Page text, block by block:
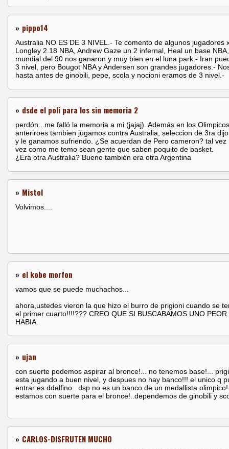
» pippo14
Australia NO ES DE 3 NIVEL.- Te comento de algunos jugadores
Longley 2.18 NBA, Andrew Gaze un 2 infernal, Heal un base
mundial del 90 nos ganaron y muy bien en el luna park.- Iran
3 nivel, pero Bougot NBA y Andersen son grandes jugadores.-
hasta antes de ginobili, pepe, scola y nocioni eramos de 3 nivel.-
» dsde el poli para los sin memoria 2
perdón...me falló la memoria a mi (jajaj). Además en los Olimpicos
anteriroes tambien jugamos contra Australia, seleccion de 3ra
y le ganamos sufriendo. ¿Se acuerdan de Pero cameron? tal vez
vez como me temo sean gente que saben poquito de basket.
¿Era otra Australia? Bueno también era otra Argentina
» Mistol
Volvimos....
» el kobe morfon
vamos que se puede muchachos...
ahora,ustedes vieron la que hizo el burro de prigioni cuando se
el primer cuarto!!!!??? CREO QUE SI BUSCABAMOS UNO PEOR
HABIA.
» ujan
con suerte podemos aspirar al bronce!... no tenemos base!...
esta jugando a buen nivel, y despues no hay banco!!! el unico q
entrar es ddelfino.. dsp no es un banco de un medallista
estamos con suerte para el bronce!..dependemos de ginobili y
» CARLOS-DISFRUTEN MUCHO